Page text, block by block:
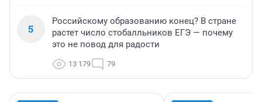
5
Российскому образованию конец? В стране
растет число стобалльников ЕГЭ — почему
это не повод для радости
13 179 79